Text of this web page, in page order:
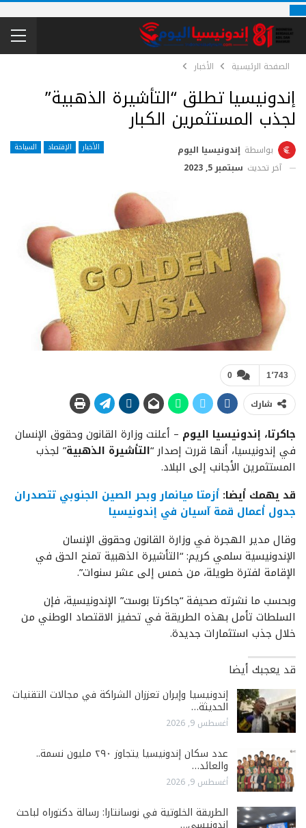
الصفحة الرئيسية الأخبار
إندونيسيا تطلق “التأشيرة الذهبية”
لجذب المستثمرين الكبار
الأخبار الإقتصاد السياحة بواسطة إندونيسيا اليوم
آخر تحديث سبتمبر 5, 2023
0 1٬743
شارك
جاكرتا، إندونيسيا اليوم – أعلنت وزارة القانون وحقوق الإنسان
في إندونيسيا، أنها قررت إصدار “التأشيرة الذهبية” لجذب
المستثمرين الأجانب إلى البلاد.
قد يهمك أيضا: أزمتا ميانمار وبحر الصين الجنوبي تتصدران
جدول أعمال قمة آسيان في إندونيسيا
وقال مدير الهجرة في وزارة القانون وحقوق الإنسان
الإندونيسية سلمي كريم: “التأشيرة الذهبية تمنح الحق في
الإقامة لفترة طويلة، من خمس إلى عشر سنوات”.
وبحسب ما نشرته صحيفة “جاكرتا بوست” الإندونيسية، فإن
السلطات تأمل بهذه الطريقة في تحفيز الاقتصاد الوطني من
خلال جذب استثمارات جديدة.
قد يعجبك أيضا
إندونيسيا وإيران تعززان الشراكة في مجالات التقنيات
الحديثة…
أغسطس 9, 2026
عدد سكان إندونيسيا يتجاوز ٢٩٠ مليون نسمة..
والعائد…
أغسطس 9, 2026
الطريقة الخلوتية في نوسانتارا: رسالة دكتوراه لباحث